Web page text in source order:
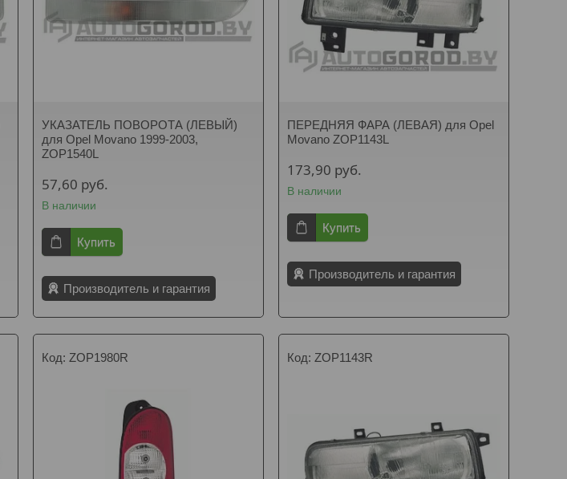
УКАЗАТЕЛЬ ПОВОРОТА (ЛЕВЫЙ)
для Opel Movano 1999-2003,
ZOP1540L
57,60 руб.
В наличии
Купить
Производитель и гарантия
ПЕРЕДНЯЯ ФАРА (ЛЕВАЯ) для Opel
Movano ZOP1143L
173,90 руб.
В наличии
Купить
Производитель и гарантия
ZOP1980R ZOP1143R